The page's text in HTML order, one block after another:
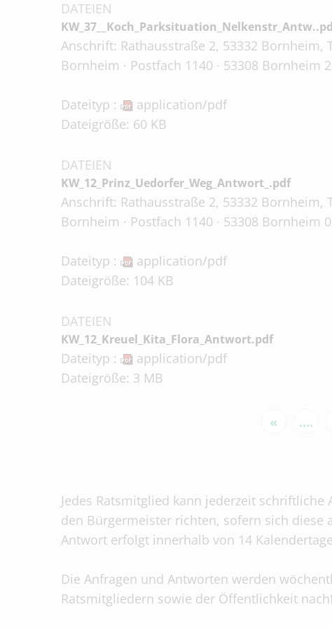
DATEIEN
Anschrift: Rathausstraße 2, 53332 Bornheim,
Bornheim · Postfach 1140 · 53308 Bornheim
Dateityp :
application/pdf
Dateigröße: 60 KB
DATEIEN
KW_12_Prinz_Uedorfer_Weg_Antwort_.pdf
Anschrift: Rathausstraße 2, 53332 Bornheim,
Bornheim · Postfach 1140 · 53308 Bornheim
Dateityp :
application/pdf
Dateigröße: 104 KB
DATEIEN
KW_12_Kreuel_Kita_Flora_Antwort.pdf
Dateityp :
application/pdf
Dateigröße: 3 MB
« ....
Jedes Ratsmitglied kann jederzeit
den Bürgermeister richten, sofern sich diese
Antwort erfolgt innerhalb von 14
Die Anfragen und Antworten werden
Ratsmitgliedern sowie der Öffentlichkeit